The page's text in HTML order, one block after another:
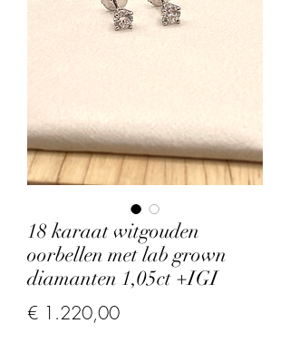
18 karaat witgouden
oorbellen met lab grown
diamanten 1,05ct +IGI
€ 1.220,00Prijs